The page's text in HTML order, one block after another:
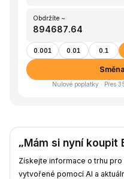
Obdržíte ~
0.001 0.01 0.1
Nulové poplatky · Přes
„Mám si nyní koupit
Získejte informace o trhu pro
vytvořené pomocí AI a